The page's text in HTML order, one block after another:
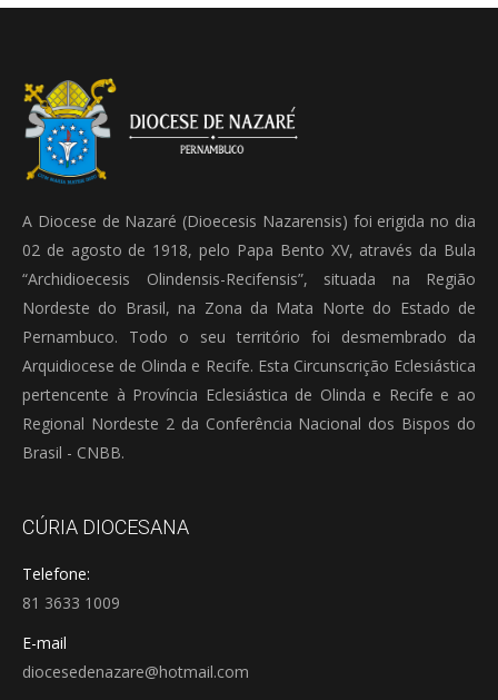
A Diocese de Nazaré (Dioecesis Nazarensis) foi erigida no dia
02 de agosto de 1918, pelo Papa Bento XV, através da Bula
“Archidioecesis Olindensis-Recifensis”, situada na Região
Nordeste do Brasil, na Zona da Mata Norte do Estado de
Pernambuco. Todo o seu território foi desmembrado da
Arquidiocese de Olinda e Recife. Esta Circunscrição Eclesiástica
pertencente à Província Eclesiástica de Olinda e Recife e ao
Regional Nordeste 2 da Conferência Nacional dos Bispos do
Brasil - CNBB.
CÚRIA DIOCESANA
Telefone:
81 3633 1009
E-mail
diocesedenazare@hotmail.com